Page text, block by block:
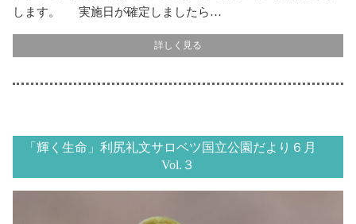
します。 実施日が確定しましたら…
詳しく見る
「輝く生命」利尻礼文サロベツ国立公園だより６月
Vol.３